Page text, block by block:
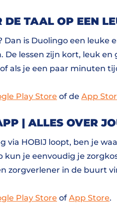
DE TAAL OP EEN
Dan is Duolingo een leuke
De lessen zijn kort, leuk
als je een paar minuten
Play Store of de App
| ALLES OVER
via HOBIJ loopt, ben je
kun je eenvoudig je
zorgverlener in de buurt
Play Store of App Store.